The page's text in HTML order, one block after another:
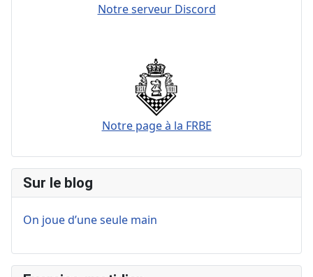
Notre serveur Discord
Notre page à la FRBE
Sur le blog
On joue d’une seule main